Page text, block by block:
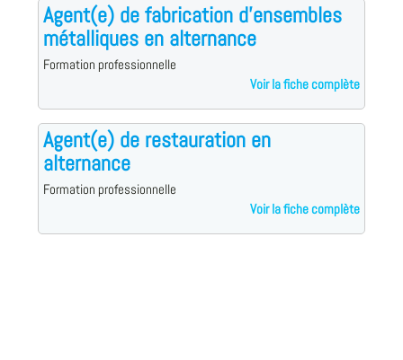
Agent(e) de fabrication d'ensembles
métalliques en alternance
Formation professionnelle
Voir la fiche complète
Agent(e) de restauration en
alternance
Formation professionnelle
Voir la fiche complète